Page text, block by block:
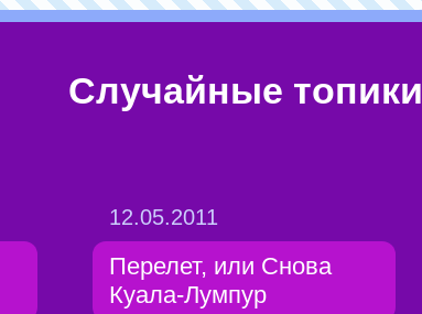
Случайные топики
12.05.2011
Перелет, или Снова
Куала-Лумпур